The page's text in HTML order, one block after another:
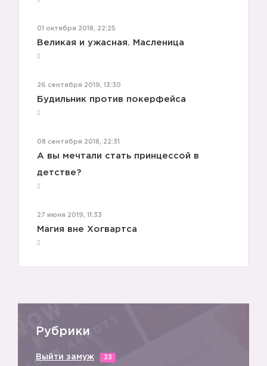
01 октября 2018, 22:25
Великая и ужасная. Масленица
26 сентября 2019, 13:30
Будильник против покерфейса
08 сентября 2018, 22:31
А вы мечтали стать принцессой в
детстве?
27 июня 2019, 11:33
Магия вне Хогвартса
Рубрики
Выйти замуж 33